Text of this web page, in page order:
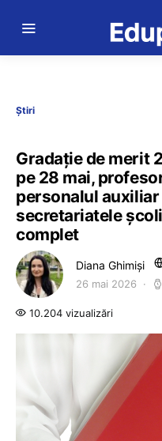
Știri
Gradație de merit
pe 28 mai,
personalul
secretariatele
complet
Diana Ghimiși
26 mai 2026
10.204 vizualizări